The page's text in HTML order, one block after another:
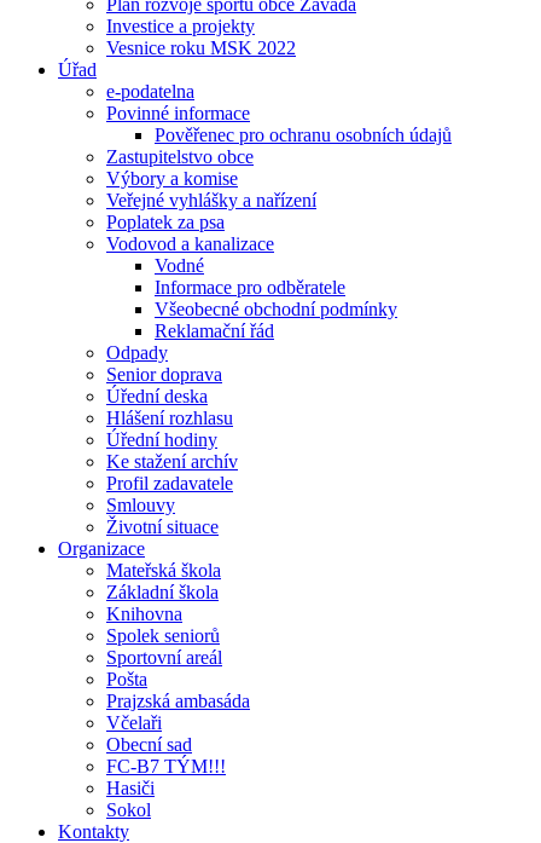
Plán rozvoje sportu obce Závada
Investice a projekty
Vesnice roku MSK 2022
Úřad
e-podatelna
Povinné informace
Pověřenec pro ochranu osobních údajů
Zastupitelstvo obce
Výbory a komise
Veřejné vyhlášky a nařízení
Poplatek za psa
Vodovod a kanalizace
Vodné
Informace pro odběratele
Všeobecné obchodní podmínky
Reklamační řád
Odpady
Senior doprava
Úřední deska
Hlášení rozhlasu
Úřední hodiny
Ke stažení archív
Profil zadavatele
Smlouvy
Životní situace
Organizace
Mateřská škola
Základní škola
Knihovna
Spolek seniorů
Sportovní areál
Pošta
Prajzská ambasáda
Včelaři
Obecní sad
FC-B7 TÝM!!!
Hasiči
Sokol
Kontakty